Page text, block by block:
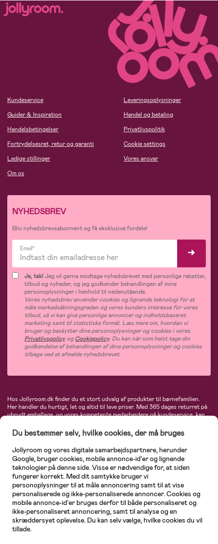
Kundeservice
Guider & Inspiration
Handelsbetingelser
Fortrydelsesret, retur og garanti
Ledige stillinger
Om os
Leveringsoplysninger
Handel og betaling
Privatlivspolitik
Cookie settings
Vores ansvar
NYHEDSBREV
Bliv nyhedsbrevsabonnent og få eksklusive fordele!
Email*
Ja, tak!Jeg vil gerne modtage nyhedsbrevet med personlige rabatter,
tilbud og nyheder, og jeg godkender behandlingen af mine
personoplysninger i henhold til nedenstående.
Vores nyhedsbrev anvender cookies og lignende teknologi for at
måle markedsåbningsgraden og vores kunders interesse for vores
tilbud, så vi kan give personlige annoncer og indholdsbaseret
marketing samt til statistiske formål. Læs mere om, hvordan vi
bruger og beskytter dine personoplysninger og cookies i vores
PrivatlivspolicyogCookiepolicy. Du kan når som helst tage din
godkendelse af behandlingen af dine personoplysninger og cookies
tilbage ved at afmelde nyhedsbrevet.
Hos Jollyroom.dk finder du et stort udvalg af produkter til børnefamilien.
Her handler du hurtigt, let og altid til lave priser. Med 365 dages returret på
ubrudt emballage, og vores kompetente medarbejdere på kundeservice, kan
barnevogne, autostole, børne- og babytøj, produkter til gravide og ammende
mødre, indretning og inspiration, legetøj, babyudstyr og meget mere. Vi
tilbyder produkter fra velkendte varemærker som Britax, Maxi-Cosi, Baby
Jogger, BabyBjörn, Didriksons, KidKraft, Ergobaby, Phillips Avent, Neonate,
Cybex, LEGO og mange flere. Kort sagt - et kæmpe sortiment venter på dig!
Du bestemmer selv, hvilke cookies, der må bruges
Jollyroom og vores digitale samarbejdspartnere, herunder
Google, bruger cookies, mobile annonce-id'er og lignende
teknologier på denne side. Visse er nødvendige for, at siden
fungerer korrekt. Med dit samtykke bruger vi
personoplysninger til at måle annoncering samt til at vise
personaliserede og ikke-personaliserede annoncer. Cookies og
mobile annonce-id'er bruges derfor til både personaliseret og
ikke-personaliseret annoncering, samt til analyse og en
skræddersyet oplevelse. Du kan selv vælge, hvilke cookies du vil
tillade.